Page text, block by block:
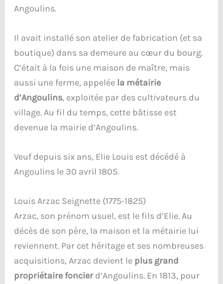
Angoulins.
Il avait installé son atelier de fabrication (et sa
boutique) dans sa demeure au cœur du bourg.
C’était à la fois une maison de maître, mais
aussi une ferme, appelée la métairie
d’Angoulins, exploitée par des cultivateurs du
village. Au fil du temps, cette bâtisse est
devenue la mairie d’Angoulins.
Veuf depuis six ans, Elie Louis est décédé à
Angoulins le 30 avril 1805.
Louis Arzac Seignette (1775-1825)
Arzac, son prénom usuel, est le fils d’Elie. Au
décès de son père, la maison et la métairie lui
reviennent. Par cet héritage et ses nombreuses
acquisitions, Arzac devient le plus grand
propriétaire foncierd’Angoulins. En 1813, pour